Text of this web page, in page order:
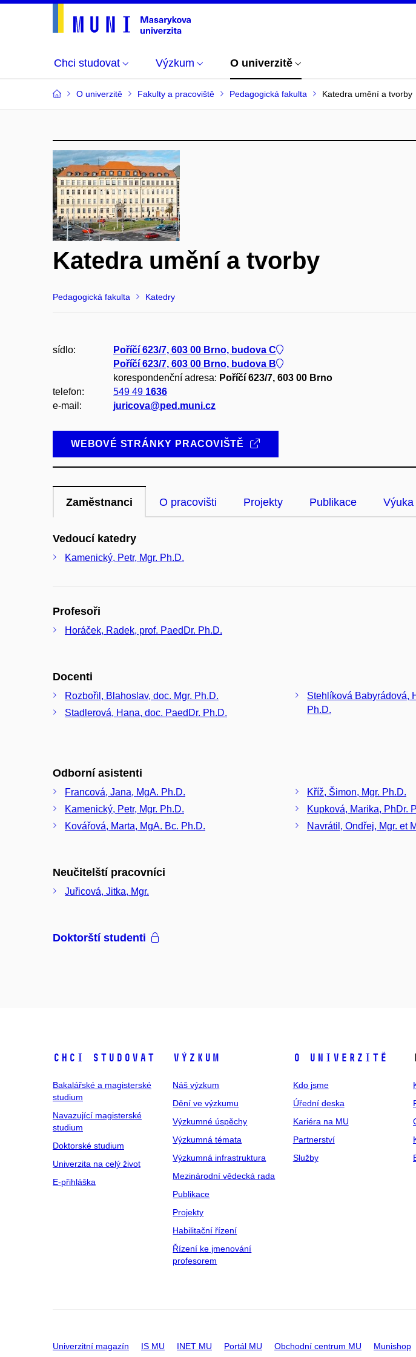
Chci studovat Výzkum O univerzitě
O univerzitě Fakulty a pracoviště Pedagogická fakulta Katedra umění a tvorby
Katedra umění a tvorby
Pedagogická fakulta Katedry
sídlo:
Poříčí 623/7, 603 00 Brno, budova C
Poříčí 623/7, 603 00 Brno, budova B
korespondenční adresa: Poříčí 623/7, 603 00 Brno
telefon:
549 49 1636
e-mail:
juricova@ped.muni.cz
WEBOVÉ STRÁNKY PRACOVIŠTĚ
Zaměstnanci O pracovišti Projekty Publikace Výuka
Vedoucí katedry
Kamenický, Petr, Mgr. Ph.D.
Profesoři
Horáček, Radek, prof. PaedDr. Ph.D.
Docenti
Rozbořil, Blahoslav, doc. Mgr. Ph.D.
Stadlerová, Hana, doc. PaedDr. Ph.D.
Stehlíková Babyrádová, Hana, doc. PaedDr.
Ph.D.
Odborní asistenti
Francová, Jana, MgA. Ph.D.
Kamenický, Petr, Mgr. Ph.D.
Kovářová, Marta, MgA. Bc. Ph.D.
Kříž, Šimon, Mgr. Ph.D.
Kupková, Marika,
Navrátil, Ondřej,
Neučitelští pracovníci
Juřicová, Jitka, Mgr.
Doktorští studenti
Chci studovat
Bakalářské a magisterské
studium
Navazující magisterské
studium
Doktorské studium
Univerzita na celý život
E-přihláška
Výzkum
Náš výzkum
Dění ve výzkumu
Výzkumné úspěchy
Výzkumná témata
Výzkumná infrastruktura
Mezinárodní vědecká rada
Publikace
Projekty
Habilitační řízení
Řízení ke jmenování
profesorem
O univerzitě
Kdo jsme
Úřední deska
Kariéra na MU
Partnerství
Služby
Univerzitní magazín IS MU INET MU Portál MU Obchodní centrum MU Munishop